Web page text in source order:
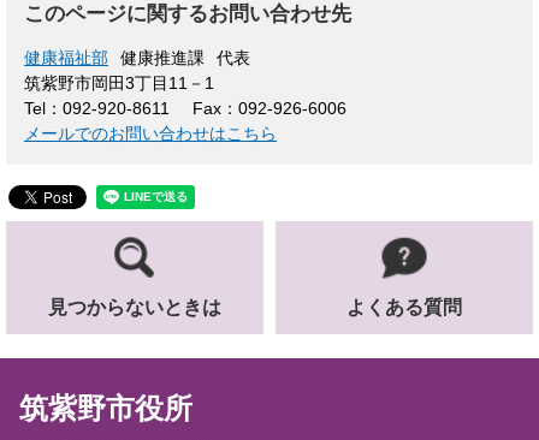
このページに関するお問い合わせ先
健康福祉部 健康推進課
代表
筑紫野市岡田3丁目11－1
Tel：092-920-8611
Fax：092-926-6006
メールでのお問い合わせはこちら
見つからないときは よくある質問
筑紫野市役所